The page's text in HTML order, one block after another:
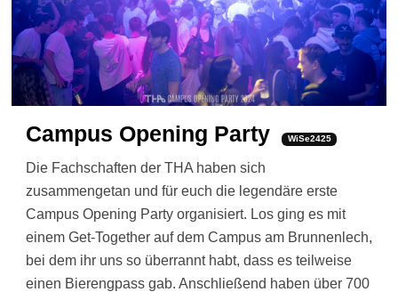
Campus Opening Party WiSe2425
Die Fachschaften der THA haben sich
zusammengetan und für euch die legendäre erste
Campus Opening Party organisiert. Los ging es mit
einem Get-Together auf dem Campus am Brunnenlech,
bei dem ihr uns so überrannt habt, dass es teilweise
einen Bierengpass gab. Anschließend haben über 700